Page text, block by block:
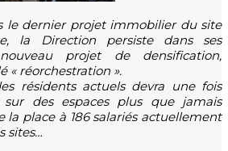
le dernier projet immobilier du site
la Direction persiste dans ses
projet de densification,
« réorchestration ».
résidents actuels devra une fois
des espaces plus que jamais
la place à 186 salariés actuellement
sites…